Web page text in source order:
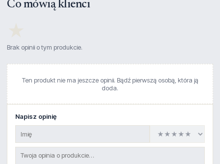
Co mówią klienci
Brak opinii o tym produkcie.
Ten produkt nie ma jeszcze opinii. Bądź pierwszą osobą, która ją
doda.
Napisz opinię